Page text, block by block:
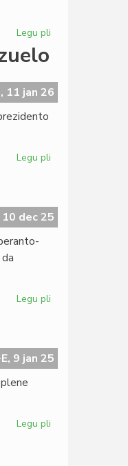
Legu pli
Heroldo
Komunikas
11 jan 26
Legu pli
Usonon
pro
dec 25
Legu pli
Buhlmann
9 jan 25
Legu pli